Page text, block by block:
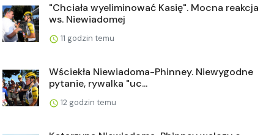
"Chciała wyeliminować Kasię". Mocna reakcja
ws. Niewiadomej
11 godzin temu
Wściekła Niewiadoma-Phinney. Niewygodne
pytanie, rywalka "uc...
12 godzin temu